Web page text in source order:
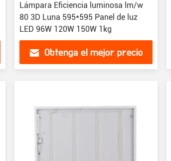
Lámpara Eficiencia luminosa lm/w
80 3D Luna 595*595 Panel de luz
LED 96W 120W 150W 1kg
Obtenga el mejor precio